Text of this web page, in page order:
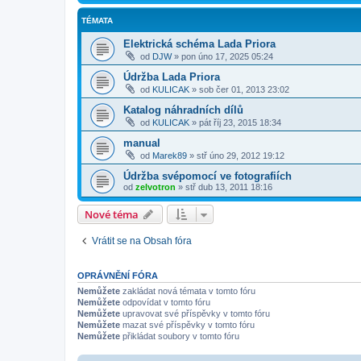
TÉMATA
Elektrická schéma Lada Priora
od DJW» pon úno 17, 2025 05:24
Údržba Lada Priora
od KULICAK » sob čer 01, 2013 23:02
Katalog náhradních dílů
od KULICAK » pát říj 23, 2015 18:34
manual
od Marek89 » stř úno 29, 2012 19:12
Údržba svépomocí ve fotografiích
od zelvotron » stř dub 13, 2011 18:16
Nové téma
Vrátit se na Obsah fóra
OPRÁVNĚNÍ FÓRA
Nemůžete zakládat nová témata v tomto fóru
Nemůžete odpovídat v tomto fóru
Nemůžete upravovat své příspěvky v tomto fóru
Nemůžete mazat své příspěvky v tomto fóru
Nemůžete přikládat soubory v tomto fóru